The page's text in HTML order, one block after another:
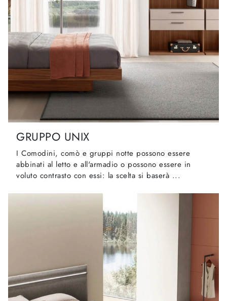
GRUPPO UNIX
I Comodini, comò e gruppi notte possono essere
abbinati al letto e all'armadio o possono essere in
voluto contrasto con essi: la scelta si baserà ...